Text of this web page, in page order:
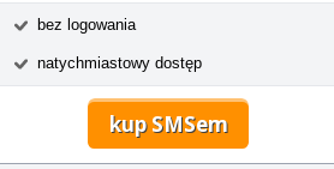
bez logowania
natychmiastowy dostęp
kup SMSem